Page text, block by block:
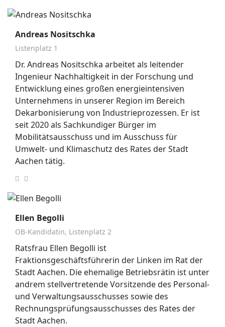
Andreas Nositschka
Listenplatz 1
Dr. Andreas Nositschka arbeitet als leitender
Ingenieur Nachhaltigkeit in der Forschung und
Entwicklung eines großen energieintensiven
Unternehmens in unserer Region im Bereich
Dekarbonisierung von Industrieprozessen. Er ist
seit 2020 als Sachkundiger Bürger im
Mobilitätsausschuss und im Ausschuss für
Umwelt- und Klimaschutz des Rates der Stadt
Aachen tätig.
Ellen Begolli
OB-Kandidatin, Listenplatz 2
Ratsfrau Ellen Begolli ist
Fraktionsgeschäftsführerin der Linken im Rat der
Stadt Aachen. Die ehemalige Betriebsrätin ist unter
andrem stellvertretende Vorsitzende des Personal-
und Verwaltungsausschusses sowie des
Rechnungsprüfungsausschusses des Rates der
Stadt Aachen.